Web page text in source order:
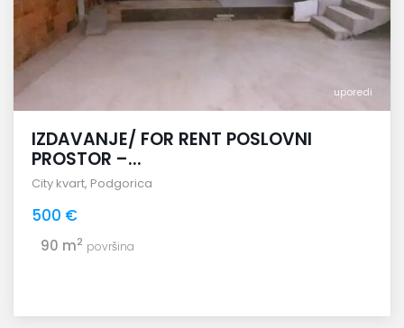
uporedi
IZDAVANJE/ FOR RENT POSLOVNI
PROSTOR –...
City kvart, Podgorica
500 €
90 m2 površina